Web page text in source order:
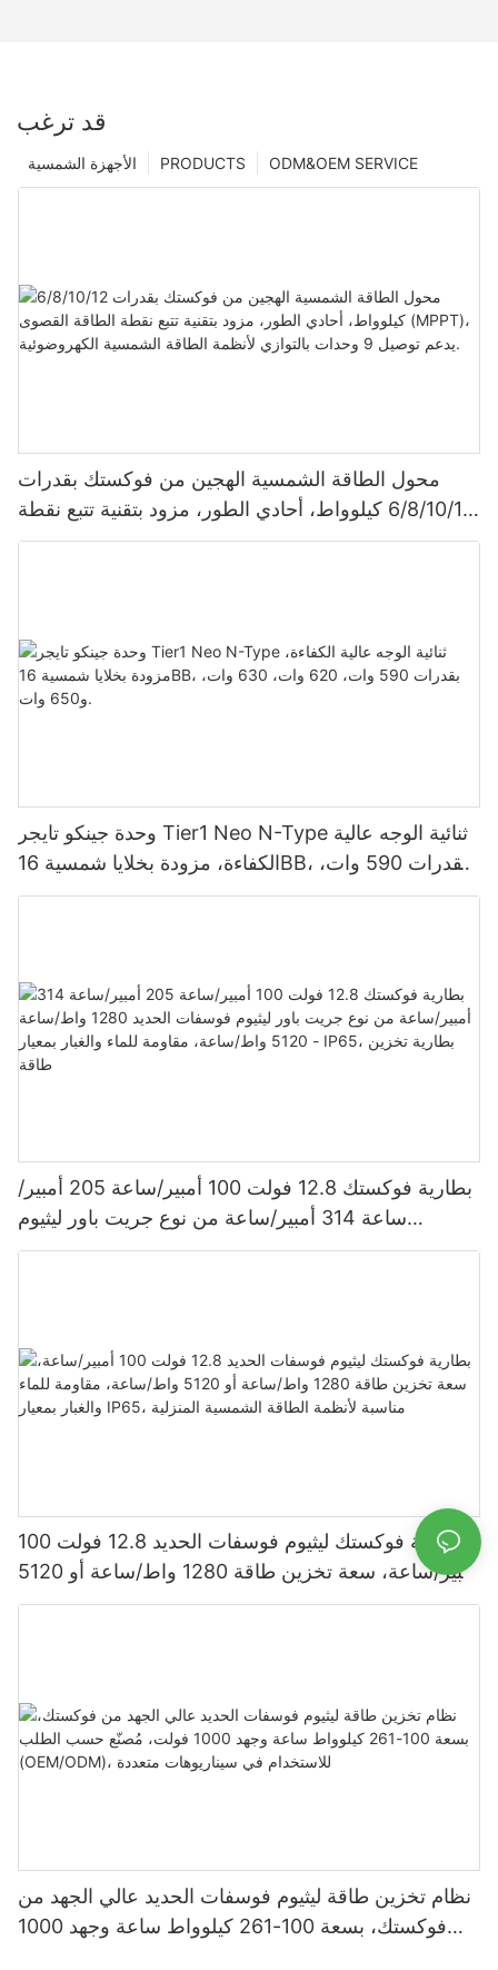
قد ترغب
ODM&OEM SERVICE
PRODUCTS الأجهزة الشمسية
محول الطاقة الشمسية الهجين من فوكستك بقدرات
6/8/10/12 كيلوواط، أحادي الطور، مزود بتقنية تتبع نقطة
الطاقة القصوى (MPPT)، يدعم توصيل 9 وحدات بالتوازي
وحدة جينكو تايجر Tier1 Neo N-Type ثنائية الوجه عالية
الكفاءة، مزودة بخلايا شمسية 16BB، بقدرات 590 وات،
620 وات، 630 وات، و650 وات.
بطارية فوكستك 12.8 فولت 100 أمبير/ساعة 205 أمبير/
ساعة 314 أمبير/ساعة من نوع جريت باور ليثيوم
فوسفات الحديد 1280 واط/ساعة - 5120 واط/ساعة،
بطارية فوكستك ليثيوم فوسفات الحديد 12.8 فولت 100
أمبير/ساعة، سعة تخزين طاقة 1280 واط/ساعة أو 5120
واط/ساعة، مقاومة للماء والغبار بمعيار IP65، مناسبة
نظام تخزين طاقة ليثيوم فوسفات الحديد عالي الجهد من
فوكستك، بسعة 100-261 كيلوواط ساعة وجهد 1000